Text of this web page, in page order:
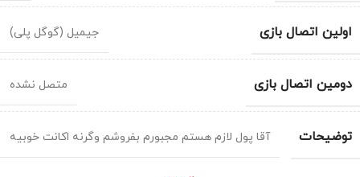
اولین اتصال بازی جیمیل (گوگل پلی)
دومین اتصال بازی متصل نشده
توضیحات آقا پول لازم هستم مجبورم بفروشم وگرنه اکانت خوبیه